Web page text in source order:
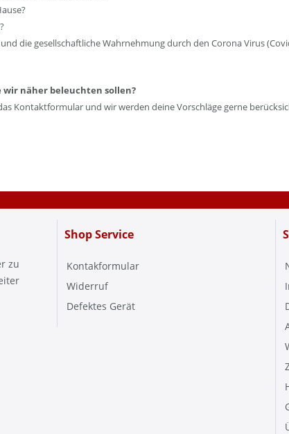
die gesellschaftliche Wahrnehmung durch den Corona Virus
wir näher beleuchten sollen?
Kontaktformular und wir werden deine Vorschläge gerne
zu
Shop Service
Kontakformular
Widerruf
Defektes Gerät